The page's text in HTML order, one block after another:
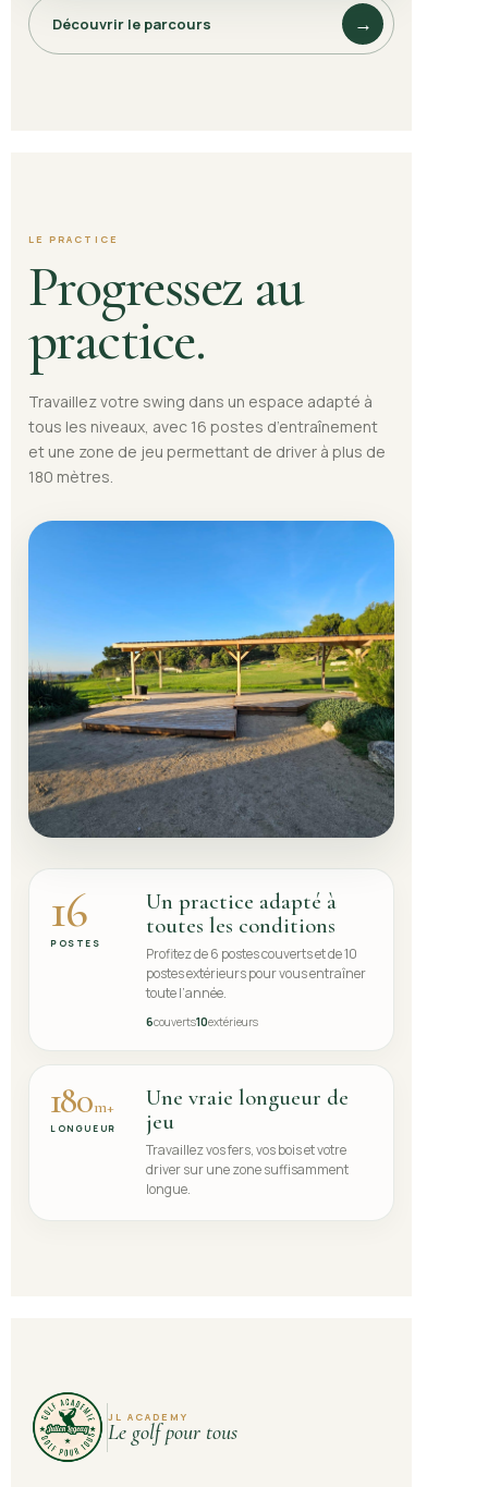
Découvrir le parcours →
LE PRACTICE
Progressez au
practice.
Travaillez votre swing dans un espace adapté à
tous les niveaux, avec 16 postes d’entraînement
et une zone de jeu permettant de driver à plus de
180 mètres.
16
POSTES
Un practice adapté à
toutes les conditions
Profitez de 6 postes couverts et de 10
postes extérieurs pour vous entraîner
toute l’année.
6couverts10extérieurs
180m+
LONGUEUR
Une vraie longueur de
jeu
Travaillez vos fers, vos bois et votre
driver sur une zone suffisamment
longue.
JL ACADEMY
Le golf pour tous